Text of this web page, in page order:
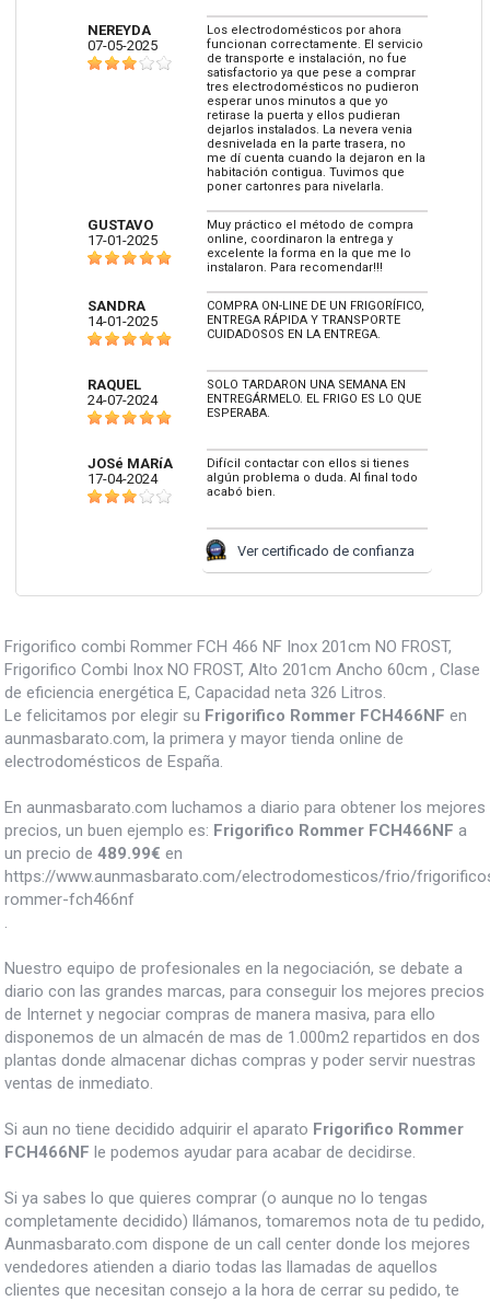
NEREYDA
07-05-2025
Los electrodomésticos por ahora
funcionan correctamente. El servicio
de transporte e instalación, no fue
satisfactorio ya que pese a comprar
tres electrodomésticos no pudieron
esperar unos minutos a que yo
retirase la puerta y ellos pudieran
dejarlos instalados. La nevera venia
desnivelada en la parte trasera, no
me dí cuenta cuando la dejaron en la
habitación contigua. Tuvimos que
poner cartonres para nivelarla.
GUSTAVO
17-01-2025
Muy práctico el método de compra
online, coordinaron la entrega y
excelente la forma en la que me lo
instalaron. Para recomendar!!!
SANDRA
14-01-2025
COMPRA ON-LINE DE UN FRIGORÍFICO,
ENTREGA RÁPIDA Y TRANSPORTE
CUIDADOSOS EN LA ENTREGA.
RAQUEL
24-07-2024
SOLO TARDARON UNA SEMANA EN
ENTREGÁRMELO. EL FRIGO ES LO QUE
ESPERABA.
JOSé MARíA
17-04-2024
Difícil contactar con ellos si tienes
algún problema o duda. Al final todo
acabó bien.
Ver certificado de confianza
Frigorifico combi Rommer FCH 466 NF Inox 201cm NO FROST,
Frigorifico Combi Inox NO FROST, Alto 201cm Ancho 60cm , Clase
de eficiencia energética E, Capacidad neta 326 Litros.
Le felicitamos por elegir su Frigorifico Rommer FCH466NF en
aunmasbarato.com, la primera y mayor tienda online de
electrodomésticos de España.
En aunmasbarato.com luchamos a diario para obtener los mejores
precios, un buen ejemplo es: Frigorifico Rommer FCH466NF a
un precio de 489.99€ en
https://www.aunmasbarato.com/electrodomesticos/frio/
rommer-fch466nf
.
Nuestro equipo de profesionales en la negociación, se debate a
diario con las grandes marcas, para conseguir los mejores precios
de Internet y negociar compras de manera masiva, para ello
disponemos de un almacén de mas de 1.000m2 repartidos en dos
plantas donde almacenar dichas compras y poder servir nuestras
ventas de inmediato.
Si aun no tiene decidido adquirir el aparato Frigorifico Rommer
FCH466NF le podemos ayudar para acabar de decidirse.
Si ya sabes lo que quieres comprar (o aunque no lo tengas
completamente decidido) llámanos, tomaremos nota de tu pedido,
Aunmasbarato.com dispone de un call center donde los mejores
vendedores atienden a diario todas las llamadas de aquellos
clientes que necesitan consejo a la hora de cerrar su pedido, te